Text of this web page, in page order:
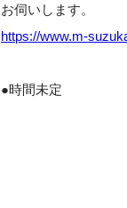
お伺いします。
https://www.m-
●時間未定